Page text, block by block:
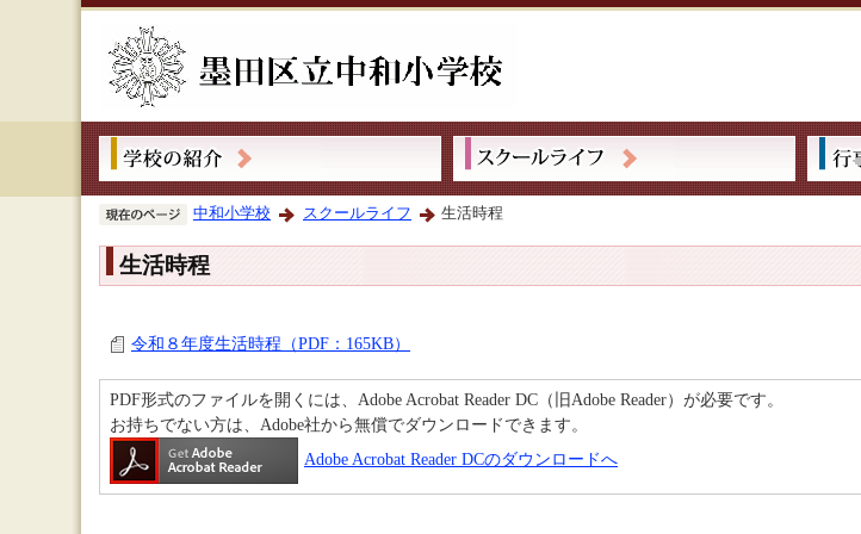
中和小学校 スクールライフ 生活時程
生活時程
令和８年度生活時程（PDF：165KB）
PDF形式のファイルを開くには、Adobe Acrobat Reader DC（旧Adobe Reader）が必要です。
お持ちでない方は、Adobe社から無償でダウンロードできます。
Adobe Acrobat Reader DCのダウンロードへ